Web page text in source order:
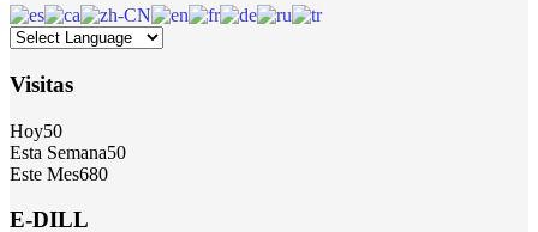
Visitas
Hoy50
Esta Semana50
Este Mes680
E-DILL